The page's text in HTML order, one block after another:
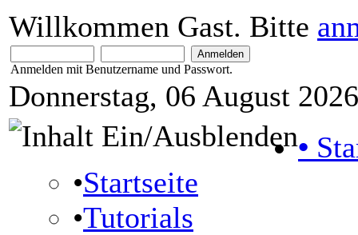
Willkommen Gast. Bitte
Anmelden mit Benutzername und Passwort.
Donnerstag, 06 August
•
•Startseite
•Tutorials